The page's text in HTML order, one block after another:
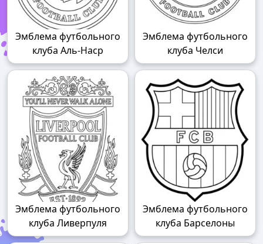
Эмблема футбольного
клуба Аль-Наср
Эмблема футбольного
клуба Челси
Эмблема футбольного
клуба Ливерпуля
Эмблема футбольного
клуба Барселоны